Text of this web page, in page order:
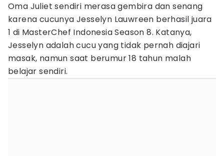
Oma Juliet sendiri merasa gembira dan senang
karena cucunya Jesselyn Lauwreen berhasil juara
1 di MasterChef Indonesia Season 8. Katanya,
Jesselyn adalah cucu yang tidak pernah diajari
masak, namun saat berumur 18 tahun malah
belajar sendiri.